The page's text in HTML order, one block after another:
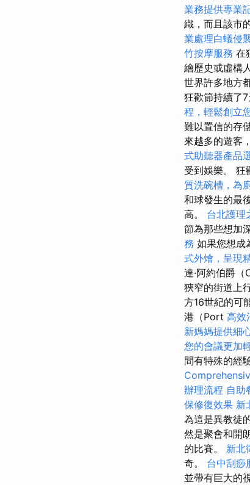
業務提供專業
織，而且該市
業處理白蟻侵
竹按摩服務 在
繪歷史或虛構
世界許多地方
狂歡節持續了
程，輕鬆創立
難以置信的存
來越多的遊客
式助聽器產品
受到娛樂。 狂
質洗碗槽，為
和球發生的最
高。 台北護理
節為那些想加
務 如果您想成
式外燴，呈現
達·阿約伯爵（
狹窄的街道上
方16世紀的可
港（Port 高效
新媽媽提供細
您的會議更加
間有特殊的經
辦理流程 自助
保修復效果 新
為這是異教徒
然是聚會和開
的比賽。 新北
奇。 台中刮痧
並帶有巨大的